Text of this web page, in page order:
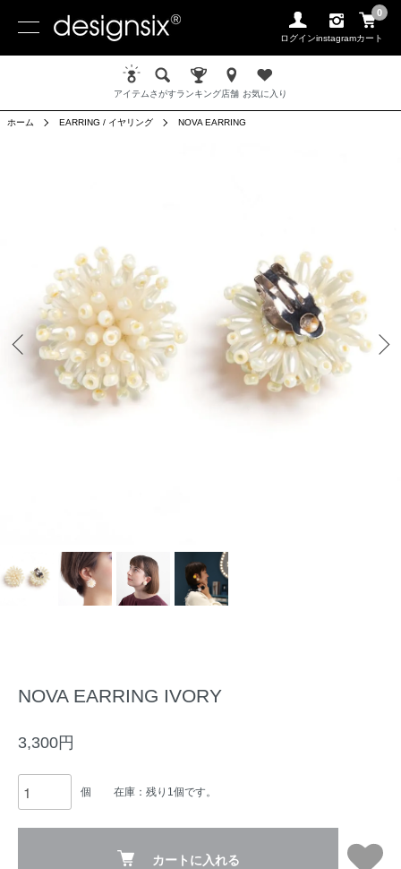
ログインinstagram
0
カート
アイテムさがすランキング店舗 お気に入り
ホーム EARRING / イヤリング NOVA EARRING
NOVA EARRING IVORY
3,300円
個 在庫：残り1個です。
カートに入れる